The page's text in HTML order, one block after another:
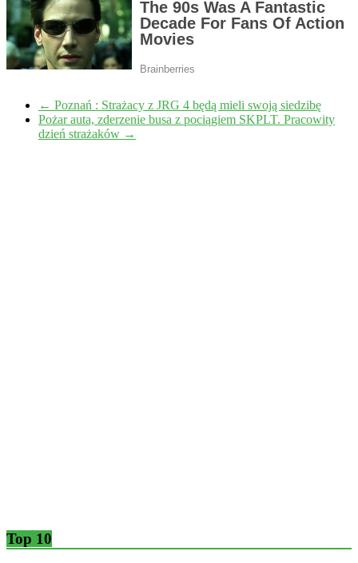
← Poznań : Strażacy z JRG 4 będą mieli swoją siedzibę
Pożar auta, zderzenie busa z pociągiem SKPLT. Pracowity
dzień strażaków →
Top 10